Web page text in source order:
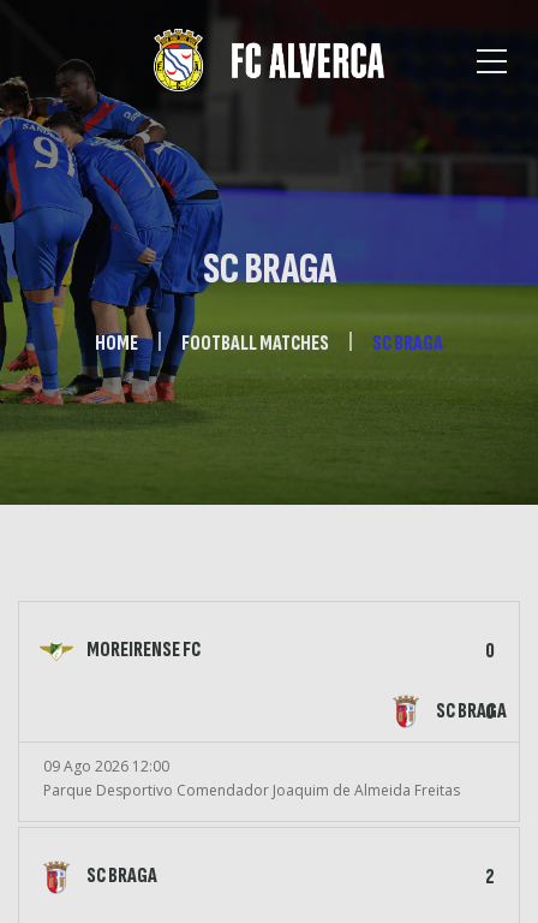
SC BRAGA
HOME FOOTBALL MATCHES SC BRAGA
MOREIRENSE FC 0
SC BRAGA
0
09 Ago 2026 12:00
Parque Desportivo Comendador Joaquim de Almeida Freitas
SC BRAGA 2